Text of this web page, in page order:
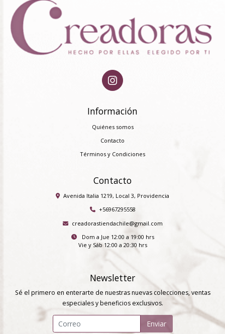
Información
Quiénes somos
Contacto
Términos y Condiciones
Contacto
Avenida Italia 1219, Local 3, Providencia
+56967295558
creadorastiendachile@gmail.com
Dom a Jue 12:00 a 19:00 hrs
Vie y Sáb 12:00 a 20:30 hrs
Newsletter
Sé el primero en enterarte de nuestras nuevas colecciones, ventas
especiales y beneficios exclusivos.
Enviar